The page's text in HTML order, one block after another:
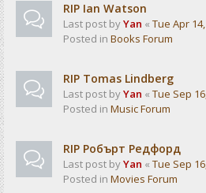
RIP Ian Watson
Last post byYan « Tue Apr
Posted in Books Forum
RIP Tomas Lindberg
Last post byYan « Tue Sep
Posted in Music Forum
RIP Робърт Редфорд
Last post byYan « Tue Sep
Posted in Movies Forum